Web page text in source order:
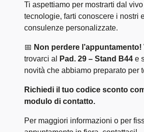
Ti aspettiamo per mostrarti dal
tecnologie, farti conoscere i nostri
consulenze personalizzate.
📅 Non perdere l’appuntamento!
trovarci al
Pad. 29 – Stand B44 e
novità che abbiamo preparato per
Richiedi il tuo codice sconto
modulo di contatto.
Per maggiori informazioni o per